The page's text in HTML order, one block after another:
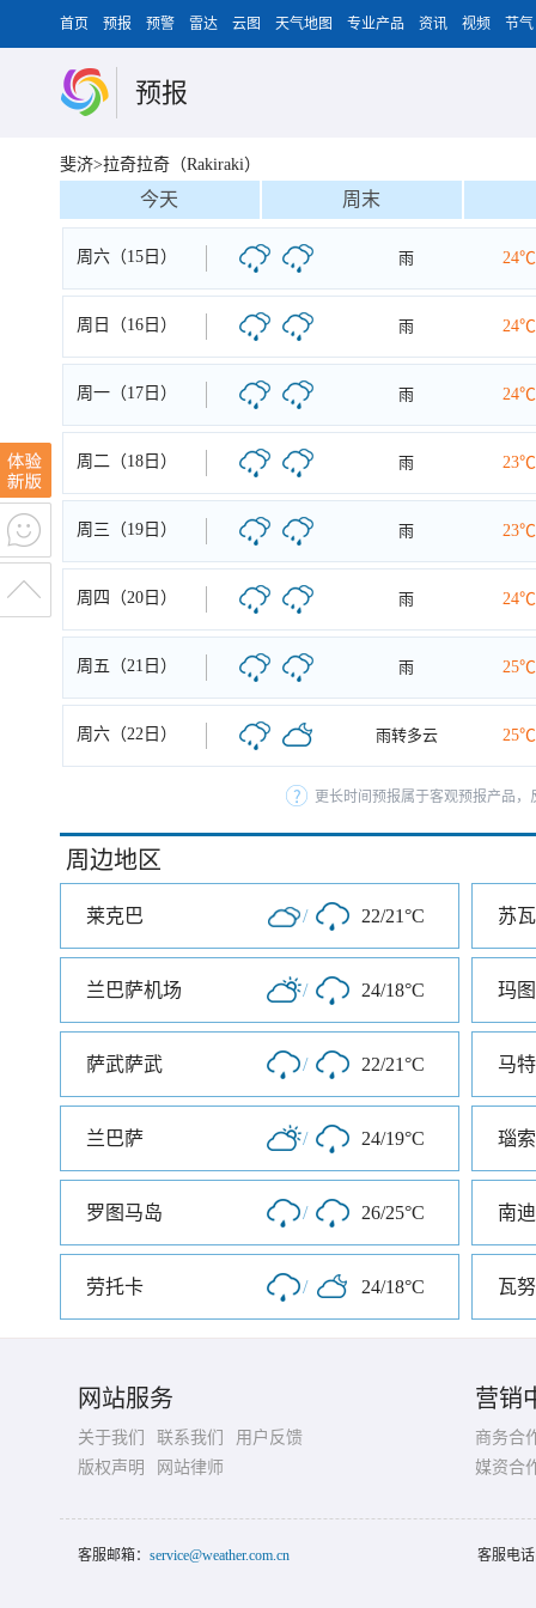
首页 预报 预警 雷达 云图 天气地图 专业产品 资讯 视频 节气
预报
斐济>拉奇拉奇（Rakiraki）
今天 周末
周六（15日） 雨 24℃
周日（16日） 雨 24℃
周一（17日） 雨 24℃
周二（18日） 雨 23℃
周三（19日） 雨 23℃
周四（20日） 雨 24℃
周五（21日） 雨 25℃
周六（22日） 雨转多云 25℃
更长时间预报属于客观预报产品
周边地区
莱克巴 / 22/21°C 苏瓦
兰巴萨机场 / 24/18°C 玛
萨武萨武 / 22/21°C 马特
兰巴萨 / 24/19°C 瑙
罗图马岛 / 26/25°C 南
劳托卡 / 24/18°C 瓦
网站服务
关于我们 联系我们
用户反馈
版权声明
网站律师
营销
商务合
媒资合
客服邮箱： service@weather.com.cn 客服电